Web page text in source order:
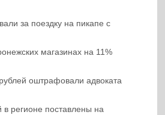
за поездку на пикапе с
магазинах на 11%
оштрафовали адвоката
в регионе поставлены на